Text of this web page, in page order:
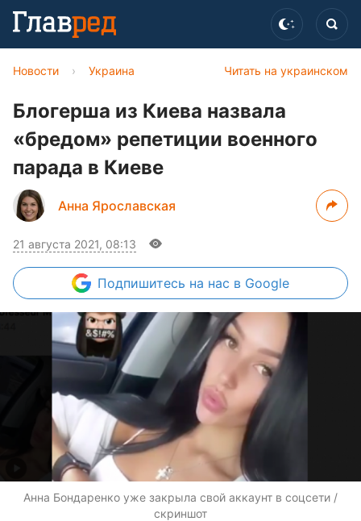
Читать на украинском
Новости › Украина
Блогерша из Киева назвала
«бредом» репетиции военного
парада в Киеве
Анна Ярославская
21 августа 2021, 08:13
Подпишитесь на нас в Google
Анна Бондаренко уже закрыла свой аккаунт в соцсети /
скриншот